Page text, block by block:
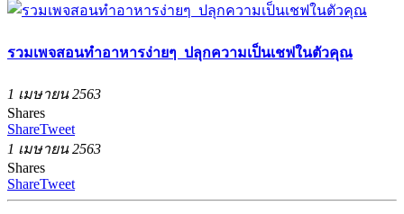
รวมเพจสอนทำอาหารง่ายๆ ปลุกความเป็นเชฟในตัวคุณ
1 เมษายน 2563
Shares
ShareTweet
1 เมษายน 2563
Shares
ShareTweet